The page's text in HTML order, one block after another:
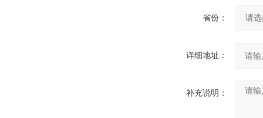
省份：
详细地址：
补充说明：